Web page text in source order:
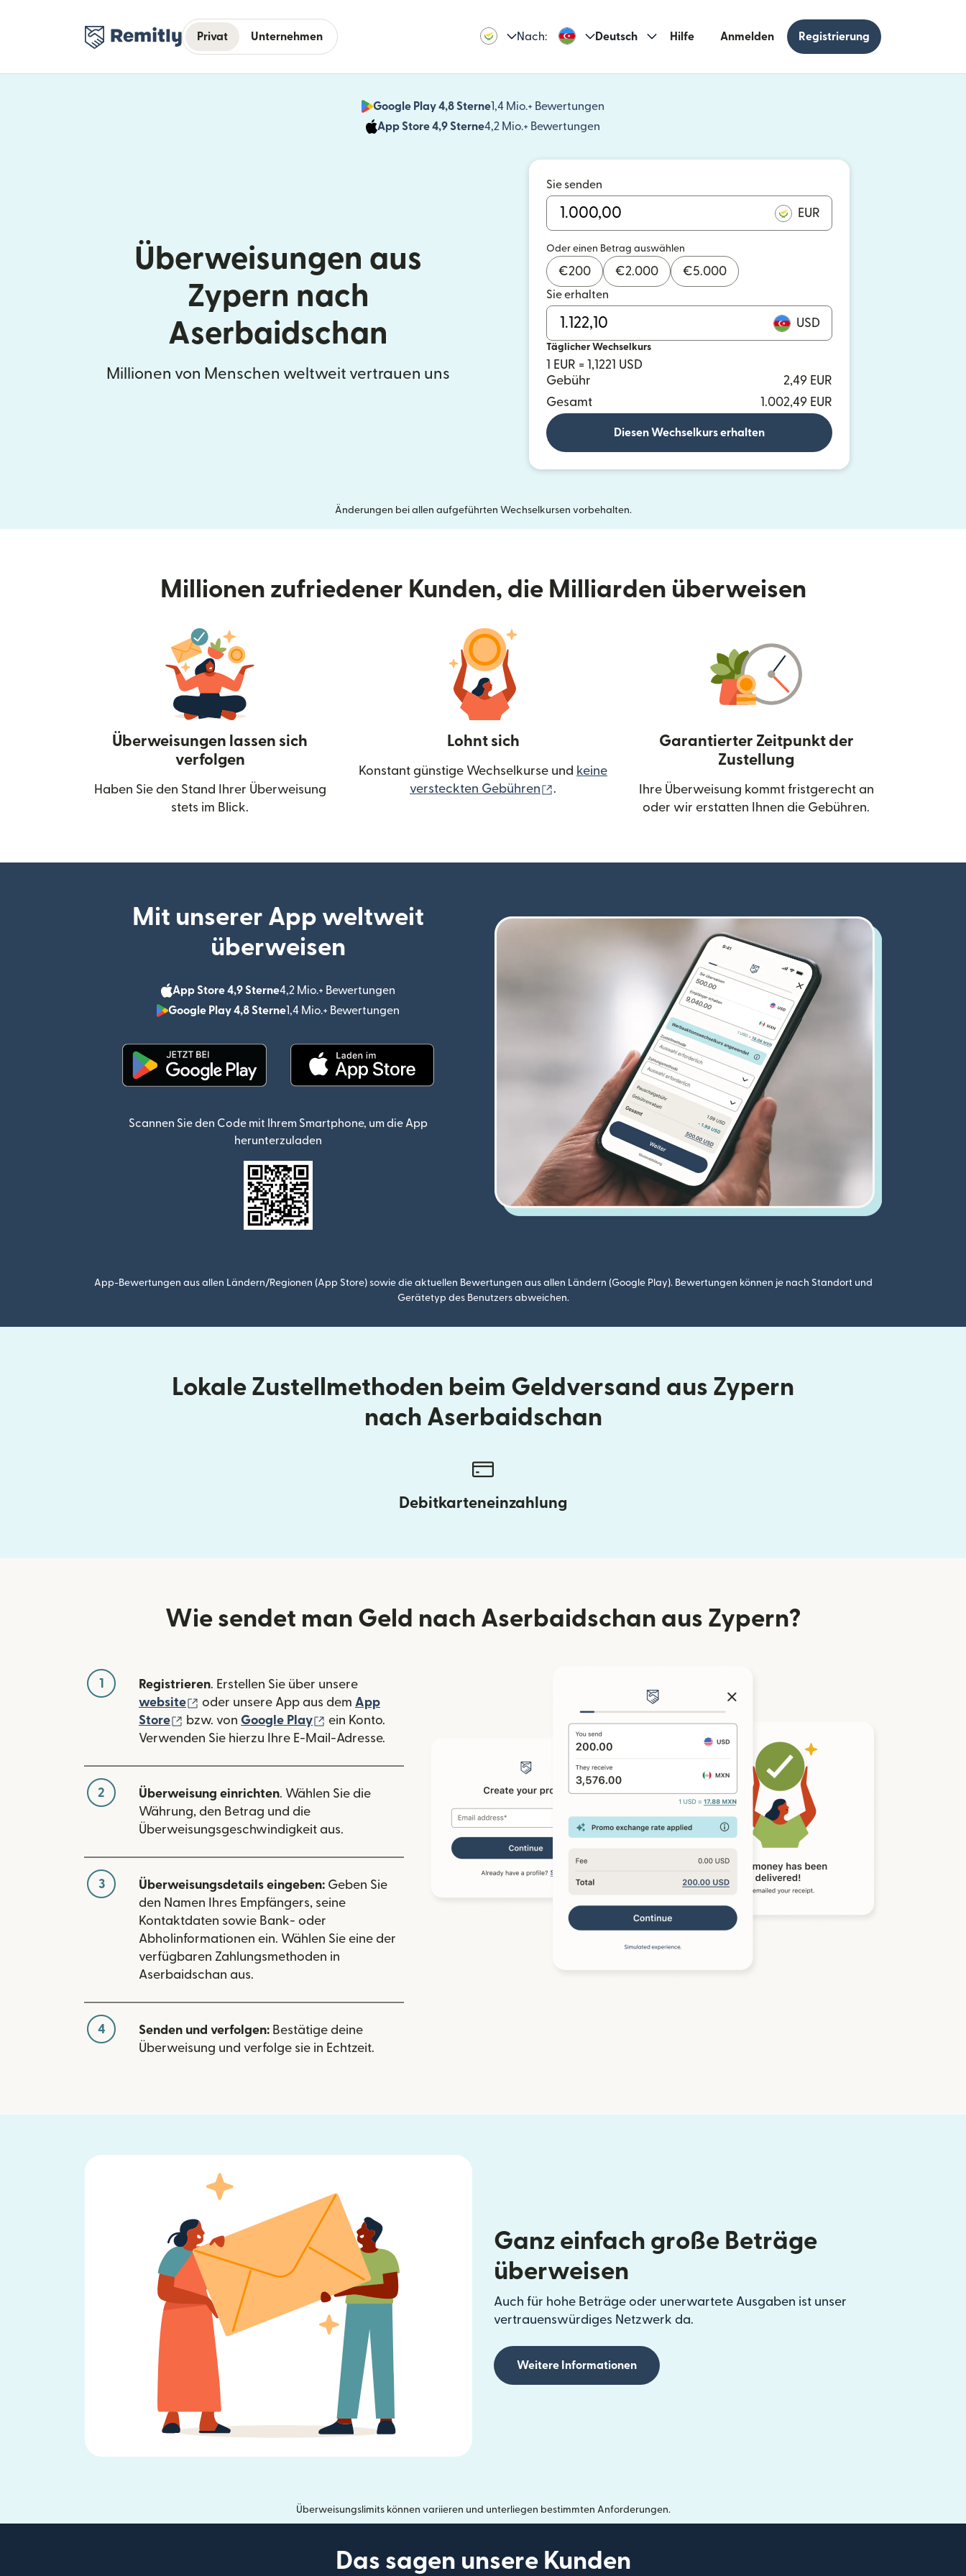
Privat Unternehmen Nach: Deutsch Hilfe Anmelden Registrierung
Google Play 4,8 Sterne1,4 Mio.+ Bewertungen
App Store 4,9 Sterne4,2 Mio.+ Bewertungen
Überweisungen aus
Zypern nach
Aserbaidschan
Millionen von Menschen weltweit vertrauen uns
Sie senden
EUR
Oder einen Betrag auswählen
€200 €2.000 €5.000
Sie erhalten
USD
Täglicher Wechselkurs
1 EUR = 1,1221 USD
Gebühr
2,49 EUR
Gesamt
1.002,49 EUR
Diesen Wechselkurs erhalten
Änderungen bei allen aufgeführten Wechselkursen vorbehalten.
Millionen zufriedener Kunden, die Milliarden überweisen
Überweisungen lassen sich
verfolgen
Haben Sie den Stand Ihrer Überweisung
stets im Blick.
Lohnt sich
Konstant günstige Wechselkurse und keine
versteckten Gebühren
(wird in einem neuen Fenster geöffnet)
.
Garantierter Zeitpunkt der
Zustellung
Ihre Überweisung kommt fristgerecht an
oder wir erstatten Ihnen die Gebühren.
Mit unserer App weltweit
überweisen
App Store 4,9 Sterne4,2 Mio.+ Bewertungen
Google Play 4,8 Sterne1,4 Mio.+ Bewertungen
Scannen Sie den Code mit Ihrem Smartphone, um die App
herunterzuladen
App-Bewertungen aus allen Ländern/Regionen (App Store) sowie die aktuellen Bewertungen aus allen Ländern (Google Play). Bewertungen können je nach Standort und
Gerätetyp des Benutzers abweichen.
Lokale Zustellmethoden beim Geldversand aus Zypern
nach Aserbaidschan
Debitkarteneinzahlung
Wie sendet man Geld nach Aserbaidschan aus Zypern?
1 Registrieren. Erstellen Sie über unsere
website
(wird in einem neuen Fenster geöffnet)
oder unsere App aus dem App
Store
(wird in einem neuen Fenster geöffnet)
bzw. von Google Play (wird in einem neuen Fenster geöffnet)
ein Konto.
Verwenden Sie hierzu Ihre E-Mail-Adresse.
2 Überweisung einrichten. Wählen Sie die
Währung, den Betrag und die
Überweisungsgeschwindigkeit aus.
3 Überweisungsdetails eingeben: Geben Sie
den Namen Ihres Empfängers, seine
Kontaktdaten sowie Bank- oder
Abholinformationen ein. Wählen Sie eine der
verfügbaren Zahlungsmethoden in
Aserbaidschan aus.
4 Senden und verfolgen: Bestätige deine
Überweisung und verfolge sie in Echtzeit.
Ganz einfach große Beträge
überweisen
Auch für hohe Beträge oder unerwartete Ausgaben ist unser
vertrauenswürdiges Netzwerk da.
Weitere Informationen
Überweisungslimits können variieren und unterliegen bestimmten Anforderungen.
Das sagen unsere Kunden